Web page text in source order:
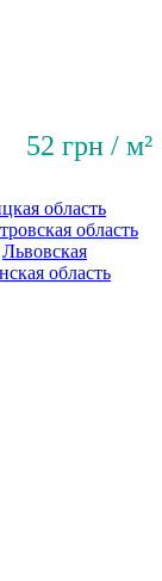
52 грн / м²
область
область
Львовская
область